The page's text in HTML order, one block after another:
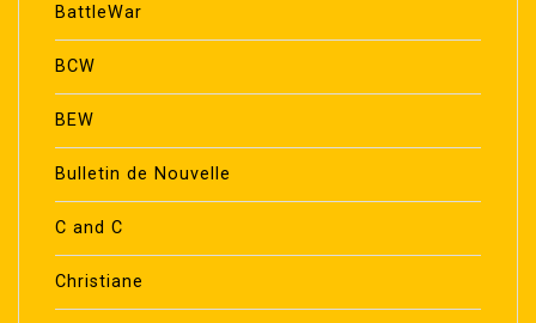
BattleWar
BCW
BEW
Bulletin de Nouvelle
C and C
Christiane